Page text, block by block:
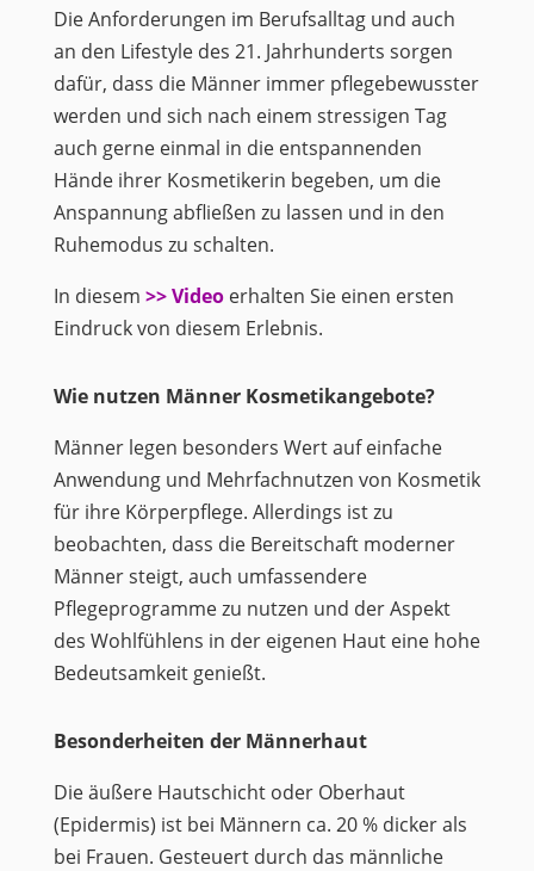
Die Anforderungen im Berufsalltag und auch
an den Lifestyle des 21. Jahrhunderts sorgen
dafür, dass die Männer immer pflegebewusster
werden und sich nach einem stressigen Tag
auch gerne einmal in die entspannenden
Hände ihrer Kosmetikerin begeben, um die
Anspannung abfließen zu lassen und in den
Ruhemodus zu schalten.
In diesem >> Videoerhalten Sie einen ersten
Eindruck von diesem Erlebnis.
Wie nutzen Männer Kosmetikangebote?
Männer legen besonders Wert auf einfache
Anwendung und Mehrfachnutzen von Kosmetik
für ihre Körperpflege. Allerdings ist zu
beobachten, dass die Bereitschaft moderner
Männer steigt, auch umfassendere
Pflegeprogramme zu nutzen und der Aspekt
des Wohlfühlens in der eigenen Haut eine hohe
Bedeutsamkeit genießt.
Besonderheiten der Männerhaut
Die äußere Hautschicht oder Oberhaut
(Epidermis) ist bei Männern ca. 20 % dicker als
bei Frauen. Gesteuert durch das männliche